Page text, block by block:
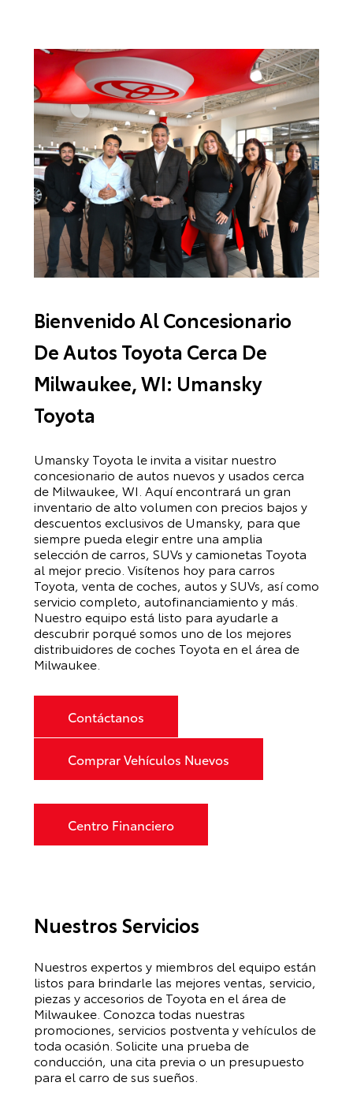
Bienvenido Al Concesionario
De Autos Toyota Cerca De
Milwaukee, WI: Umansky
Toyota
Umansky Toyota le invita a visitar nuestro
concesionario de autos nuevos y usados cerca
de Milwaukee, WI. Aquí encontrará un gran
inventario de alto volumen con precios bajos y
descuentos exclusivos de Umansky, para que
siempre pueda elegir entre una amplia
selección de carros, SUVs y camionetas Toyota
al mejor precio. Visítenos hoy para carros
Toyota, venta de coches, autos y SUVs, así como
servicio completo, autofinanciamiento y más.
Nuestro equipo está listo para ayudarle a
descubrir porqué somos uno de los mejores
distribuidores de coches Toyota en el área de
Milwaukee.
Contáctanos
Comprar Vehículos Nuevos
Centro Financiero
Nuestros Servicios
Nuestros expertos y miembros del equipo están
listos para brindarle las mejores ventas, servicio,
piezas y accesorios de Toyota en el área de
Milwaukee. Conozca todas nuestras
promociones, servicios postventa y vehículos de
toda ocasión. Solicite una prueba de
conducción, una cita previa o un presupuesto
para el carro de sus sueños.